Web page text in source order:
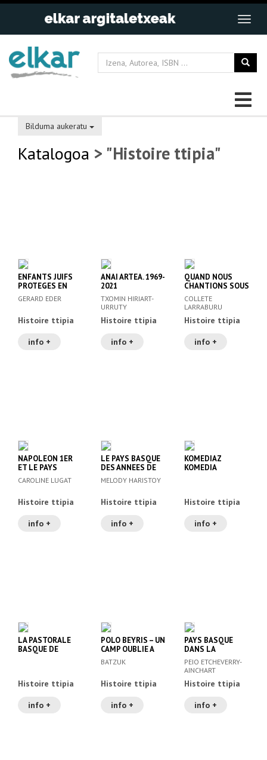
Bilduma aukeratu
Katalogoa > "Histoire ttipia"
ENFANTS JUIFS
PROTEGES EN
PAYS BASQUE
(1940-1945)
GERARD EDER
Histoire ttipia
info +
ANAI ARTEA. 1969-
2021
ELKARTEAREN
HISTORIA
TXOMIN HIRIART-
URRUTY
Histoire ttipia
info +
QUAND NOUS
CHANTIONS SOUS
FRANCO (KD-
1014)
COLLETE
LARRABURU
Histoire ttipia
info +
NAPOLEON 1ER
ET LE PAYS
BASQUE
CAROLINE LUGAT
Histoire ttipia
info +
LE PAYS BASQUE
DES ANNEES DE
GAULLE (1958-
1969)
MELODY HARISTOY
Histoire ttipia
info +
KOMEDIAZ
KOMEDIA
Histoire ttipia
info +
LA PASTORALE
BASQUE DE
Histoire ttipia
info +
POLO BEYRIS – UN
CAMP OUBLIE A
BAYONNE (1939-
1947)
BATZUK
Histoire ttipia
info +
PAYS BASQUE
DANS LA
TRANSITION
DEMOCRATIQUE
1968-1988, LE
PEIO ETCHEVERRY-
AINCHART
Histoire ttipia
info +